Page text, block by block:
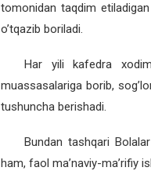
tomonidan taqdim
o’tqazib boriladi.
Har yili kafedra
muassasalariga borib,
tushuncha berishadi.
Bundan tashqari Bolalar
ham, faol ma’naviy-ma’rifiy